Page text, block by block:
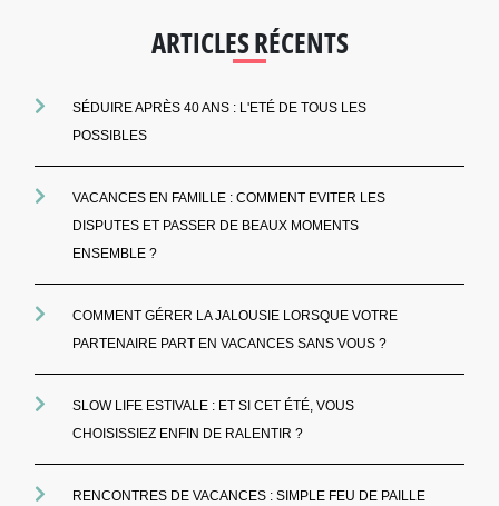
ARTICLES RÉCENTS
SÉDUIRE APRÈS 40 ANS : L'ETÉ DE TOUS LES
POSSIBLES
VACANCES EN FAMILLE : COMMENT EVITER LES
DISPUTES ET PASSER DE BEAUX MOMENTS
ENSEMBLE ?
COMMENT GÉRER LA JALOUSIE LORSQUE VOTRE
PARTENAIRE PART EN VACANCES SANS VOUS ?
SLOW LIFE ESTIVALE : ET SI CET ÉTÉ, VOUS
CHOISISSIEZ ENFIN DE RALENTIR ?
RENCONTRES DE VACANCES : SIMPLE FEU DE PAILLE